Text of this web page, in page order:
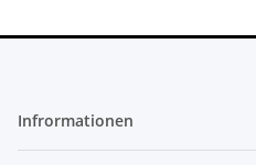
Infrormationen